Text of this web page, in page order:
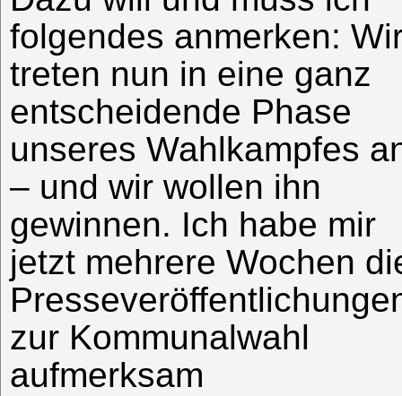
folgendes anmerken:
treten nun in eine ganz
entscheidende Phase
unseres Wahlkampfes
– und wir wollen ihn
gewinnen. Ich habe mir
jetzt mehrere Wochen
zur Kommunalwahl
aufmerksam